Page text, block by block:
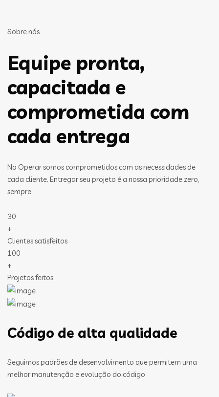
Sobre nós
Equipe pronta,
capacitada e
comprometida com
cada entrega
Na Operar somos comprometidos com as necessidades de
cada cliente. Entregar seu projeto é a nossa prioridade zero,
sempre.
30
+
Clientes satisfeitos
100
+
Projetos feitos
Código de alta qualidade
Seguimos padrões de desenvolvimento que permitem uma
melhor manutenção e evolução do código